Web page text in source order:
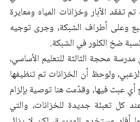
تفقد الآبار وخزانات المياه ومعايرة
وعلى أطراف الشبكة، وجرى توجيه
ضخ الكلور في الشبكة.
محجة الثالثة للتعليم الأساسي،
ولوحظ أن الخزانات تم تنظيفها
أي عبث فيها، وقدّمت هنا توصية بإلزام
كل تعبئة جديدة للخزانات، والتي